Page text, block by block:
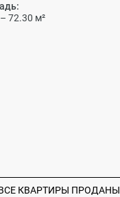
72.30 м²
КВАРТИРЫ ПРОДАНЫ